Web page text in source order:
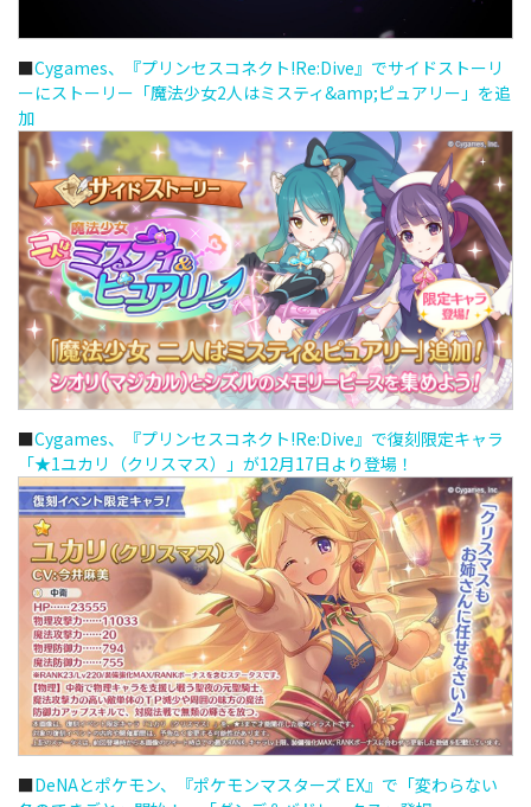
■Cygames、『プリンセスコネクト!Re:Dive』でサイドストーリ
ーにストーリー「魔法少女2人はミスティ&amp;ピュアリー」を追
加
■Cygames、『プリンセスコネクト!Re:Dive』で復刻限定キャラ
「★1ユカリ（クリスマス）」が12月17日より登場！
■DeNAとポケモン、『ポケモンマスターズ EX』で「変わらない